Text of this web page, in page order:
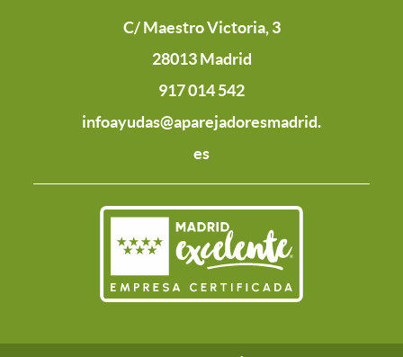
C/ Maestro Victoria, 3
28013 Madrid
917 014 542
infoayudas@aparejadoresmadrid.
es